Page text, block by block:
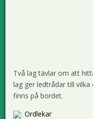
Två lag tävlar om att
lag ger ledtrådar till
finns på bordet.
Ordlekar